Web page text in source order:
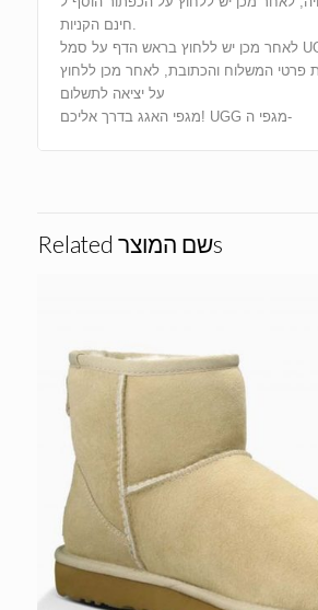
חינם הקניות.
לאחר מכן יש ללחוץ בראש הדף על סמל UGG - משלוח חינם
פרטי המשלוח והכתובת, לאחר מכן ללחוץ
על יציאה לתשלום
מגפי האגג בדרך אליכם! UGG מגפי ה-
Related שם המוצרs